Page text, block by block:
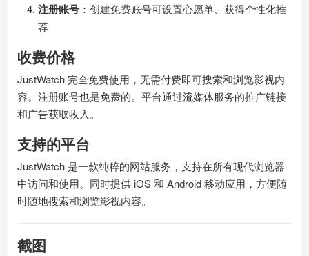
注册账号 ：创建免费账号可设置心愿单、获得个性化推
荐
收费价格
JustWatch 完全免费使用，无需付费即可搜索和浏览影视内
容。注册账号也是免费的。平台通过流媒体服务的推广链接
和广告获取收入。
支持的平台
JustWatch 是一款纯粹的网站服务，支持在所有现代浏览器
中访问和使用。同时提供 iOS 和 Android 移动应用，方便随
时随地搜索和浏览影视内容。
截图